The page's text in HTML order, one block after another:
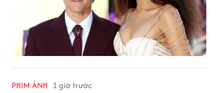
PHIM ẢNH 1 giờ trước